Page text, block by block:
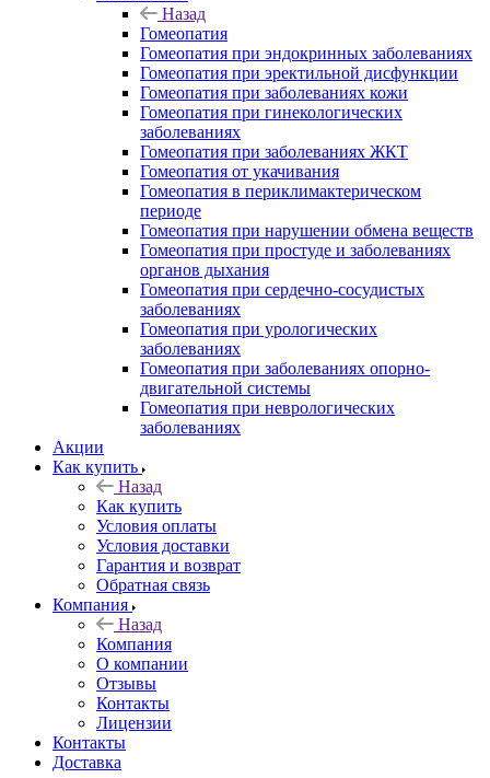
Назад
Гомеопатия
Гомеопатия при эндокринных заболеваниях
Гомеопатия при эректильной дисфункции
Гомеопатия при заболеваниях кожи
Гомеопатия при гинекологических
заболеваниях
Гомеопатия при заболеваниях ЖКТ
Гомеопатия от укачивания
Гомеопатия в периклимактерическом
периоде
Гомеопатия при нарушении обмена веществ
Гомеопатия при простуде и заболеваниях
органов дыхания
Гомеопатия при сердечно-сосудистых
заболеваниях
Гомеопатия при урологических
заболеваниях
Гомеопатия при заболеваниях опорно-
двигательной системы
Гомеопатия при неврологических
заболеваниях
Акции
Как купить
Назад
Как купить
Условия оплаты
Условия доставки
Гарантия и возврат
Обратная связь
Компания
Назад
Компания
О компании
Отзывы
Контакты
Лицензии
Контакты
Доставка